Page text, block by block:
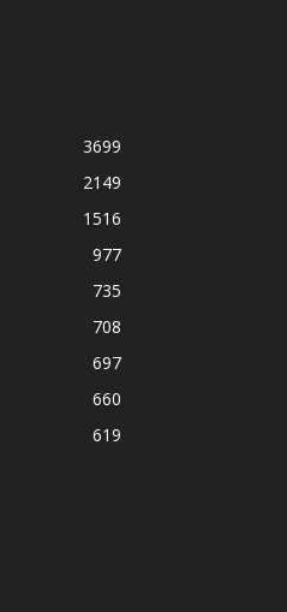
3699
2149
1516
977
735
708
697
660
619